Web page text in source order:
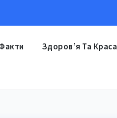
Здоров’я Та Краса